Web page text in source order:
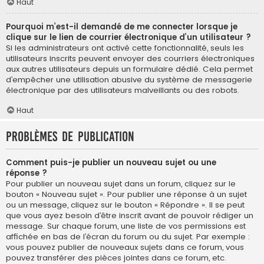
Haut
Pourquoi m’est-il demandé de me connecter lorsque je
clique sur le lien de courrier électronique d’un utilisateur ?
Si les administrateurs ont activé cette fonctionnalité, seuls les
utilisateurs inscrits peuvent envoyer des courriers électroniques
aux autres utilisateurs depuis un formulaire dédié. Cela permet
d’empêcher une utilisation abusive du système de messagerie
électronique par des utilisateurs malveillants ou des robots.
Haut
Problèmes de publication
Comment puis-je publier un nouveau sujet ou une
réponse ?
Pour publier un nouveau sujet dans un forum, cliquez sur le
bouton « Nouveau sujet ». Pour publier une réponse à un sujet
ou un message, cliquez sur le bouton « Répondre ». Il se peut
que vous ayez besoin d’être inscrit avant de pouvoir rédiger un
message. Sur chaque forum, une liste de vos permissions est
affichée en bas de l’écran du forum ou du sujet. Par exemple :
vous pouvez publier de nouveaux sujets dans ce forum, vous
pouvez transférer des pièces jointes dans ce forum, etc.